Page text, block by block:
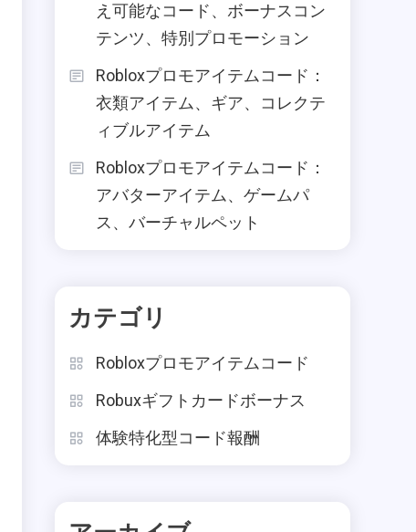
え可能なコード、ボーナスコン
テンツ、特別プロモーション
Robloxプロモアイテムコード：
衣類アイテム、ギア、コレクテ
ィブルアイテム
Robloxプロモアイテムコード：
アバターアイテム、ゲームパ
ス、バーチャルペット
カテゴリ
Robloxプロモアイテムコード
Robuxギフトカードボーナス
体験特化型コード報酬